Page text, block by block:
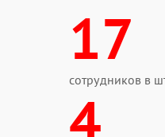
17
сотрудников в
4